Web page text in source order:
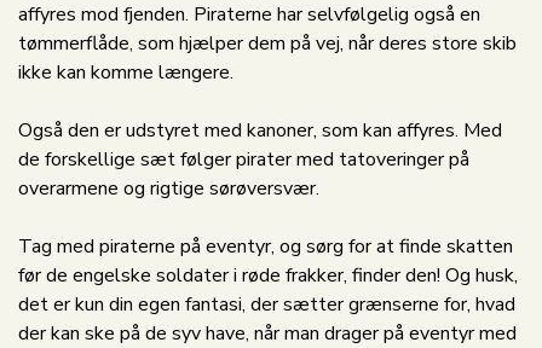
affyres mod fjenden. Piraterne har selvfølgelig også en
tømmerflåde, som hjælper dem på vej, når deres store skib
ikke kan komme længere.
Også den er udstyret med kanoner, som kan affyres. Med
de forskellige sæt følger pirater med tatoveringer på
overarmene og rigtige sørøversvær.
Tag med piraterne på eventyr, og sørg for at finde skatten
før de engelske soldater i røde frakker, finder den! Og husk,
det er kun din egen fantasi, der sætter grænserne for, hvad
der kan ske på de syv have, når man drager på eventyr med